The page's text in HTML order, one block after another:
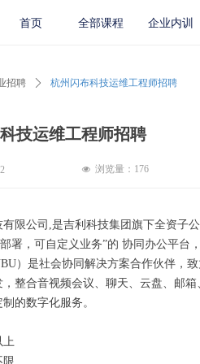
首页 全部课程 企业内训
넶 浏览量： 176
技运维工程师招聘
限公司,是吉利科技集团旗下全资子
署，可自定义业务”的 协同办公平台
）是社会协同解决方案合作伙伴，
整合音视频会议、聊天、云盘、邮
的数字化服务。
上
限
招聘 ꄲ 杭州闪布科技运维工程师招聘